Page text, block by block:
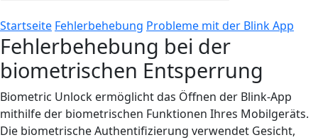
Startseite Fehlerbehebung Probleme mit der Blink App
Fehlerbehebung bei der
biometrischen Entsperrung
Biometric Unlock ermöglicht das Öffnen der Blink-App
mithilfe der biometrischen Funktionen Ihres Mobilgeräts.
Die biometrische Authentifizierung verwendet Gesicht,